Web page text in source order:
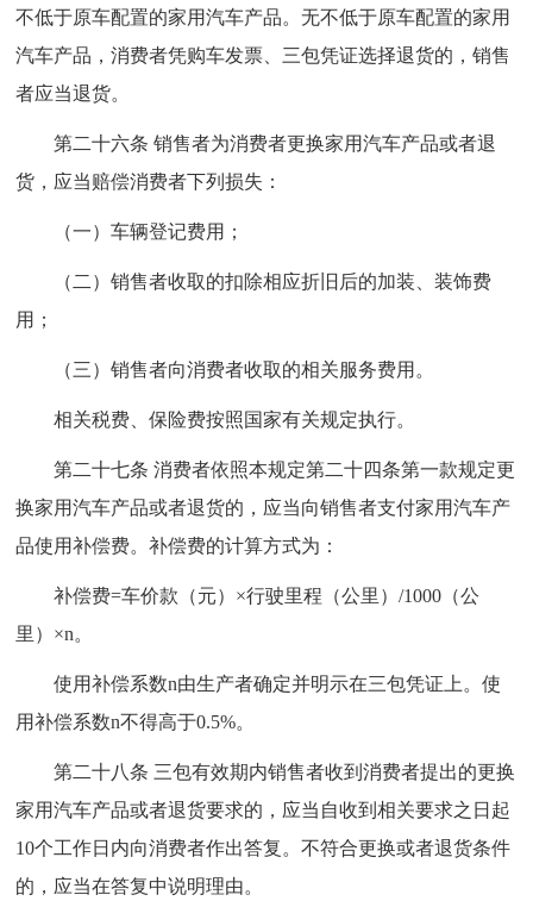
不低于原车配置的家用汽车产品。无不低于原车配置的家用
汽车产品，消费者凭购车发票、三包凭证选择退货的，销售
者应当退货。
第二十六条 销售者为消费者更换家用汽车产品或者退
货，应当赔偿消费者下列损失：
（一）车辆登记费用；
（二）销售者收取的扣除相应折旧后的加装、装饰费
用；
（三）销售者向消费者收取的相关服务费用。
相关税费、保险费按照国家有关规定执行。
第二十七条 消费者依照本规定第二十四条第一款规定更
换家用汽车产品或者退货的，应当向销售者支付家用汽车产
品使用补偿费。补偿费的计算方式为：
补偿费=车价款（元）×行驶里程（公里）/1000（公
里）×n。
使用补偿系数n由生产者确定并明示在三包凭证上。使
用补偿系数n不得高于0.5%。
第二十八条 三包有效期内销售者收到消费者提出的更换
家用汽车产品或者退货要求的，应当自收到相关要求之日起
10个工作日内向消费者作出答复。不符合更换或者退货条件
的，应当在答复中说明理由。